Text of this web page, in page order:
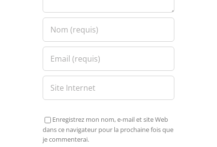
Enregistrez mon nom, e-mail et site Web
dans ce navigateur pour la prochaine fois que
je commenterai.